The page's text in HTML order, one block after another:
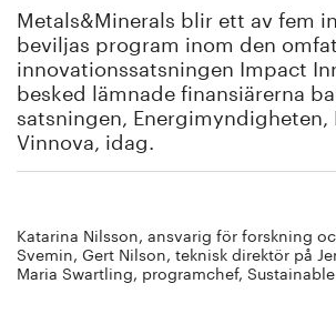
Vi tycker
Publicerat
Bildbank
Metals&Minerals blir ett av fem
beviljas program inom den
innovationssatsningen Impact
besked lämnade finansiärerna
satsningen, Energimyndigheten,
Vinnova, idag.
Katarina Nilsson, ansvarig för forskning
Svemin, Gert Nilson, teknisk direktör på
Maria Swartling, programchef,